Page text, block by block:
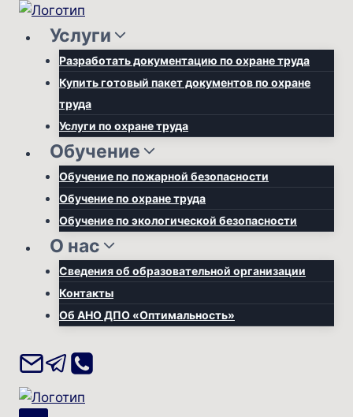
Перейти
содержимому
Услуги
Разработать документацию по охране труда
Купить готовый пакет документов по охране
труда
Услуги по охране труда
Обучение
Обучение по пожарной безопасности
Обучение по охране труда
Обучение по экологической безопасности
О нас
Сведения об образовательной организации
Контакты
Об АНО ДПО «Оптимальность»